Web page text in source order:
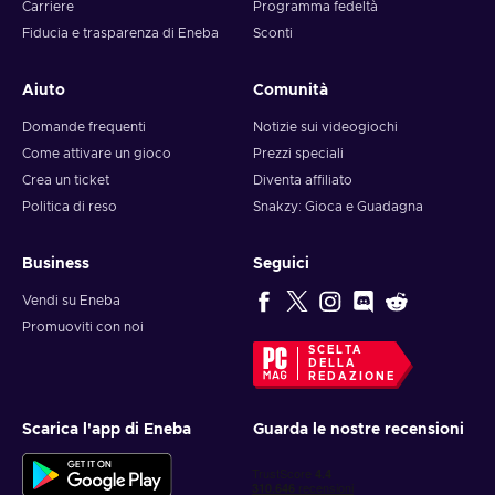
Carriere
Fiducia e trasparenza di Eneba
Programma fedeltà
Sconti
Aiuto
Domande frequenti
Come attivare un gioco
Crea un ticket
Politica di reso
Comunità
Notizie sui videogiochi
Prezzi speciali
Diventa affiliato
Snakzy: Gioca e Guadagna
Business
Vendi su Eneba
Promuoviti con noi
Seguici
SCELTA
DELLA
REDAZIONE
Scarica l'app di Eneba Guarda le nostre recensioni